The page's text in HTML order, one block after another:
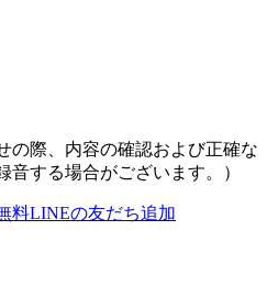
の際、内容の確認および正確な
する場合がございます。）
料LINEの友だち追加